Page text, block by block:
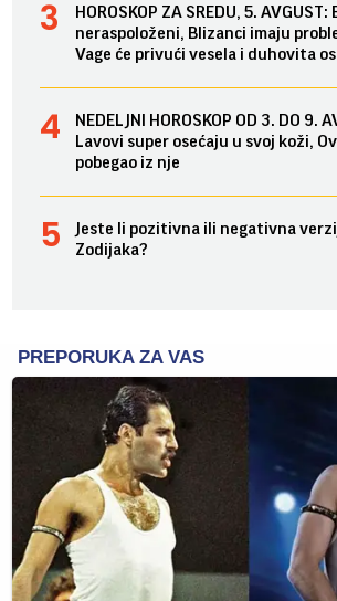
HOROSKOP ZA SREDU, 5.
neraspoloženi, Blizanci imaju
Vage će privući vesela i duhovita
NEDELJNI HOROSKOP OD 3. DO 9.
Lavovi super osećaju u svoj koži,
pobegao iz nje
Jeste li pozitivna ili negativna
Zodijaka?